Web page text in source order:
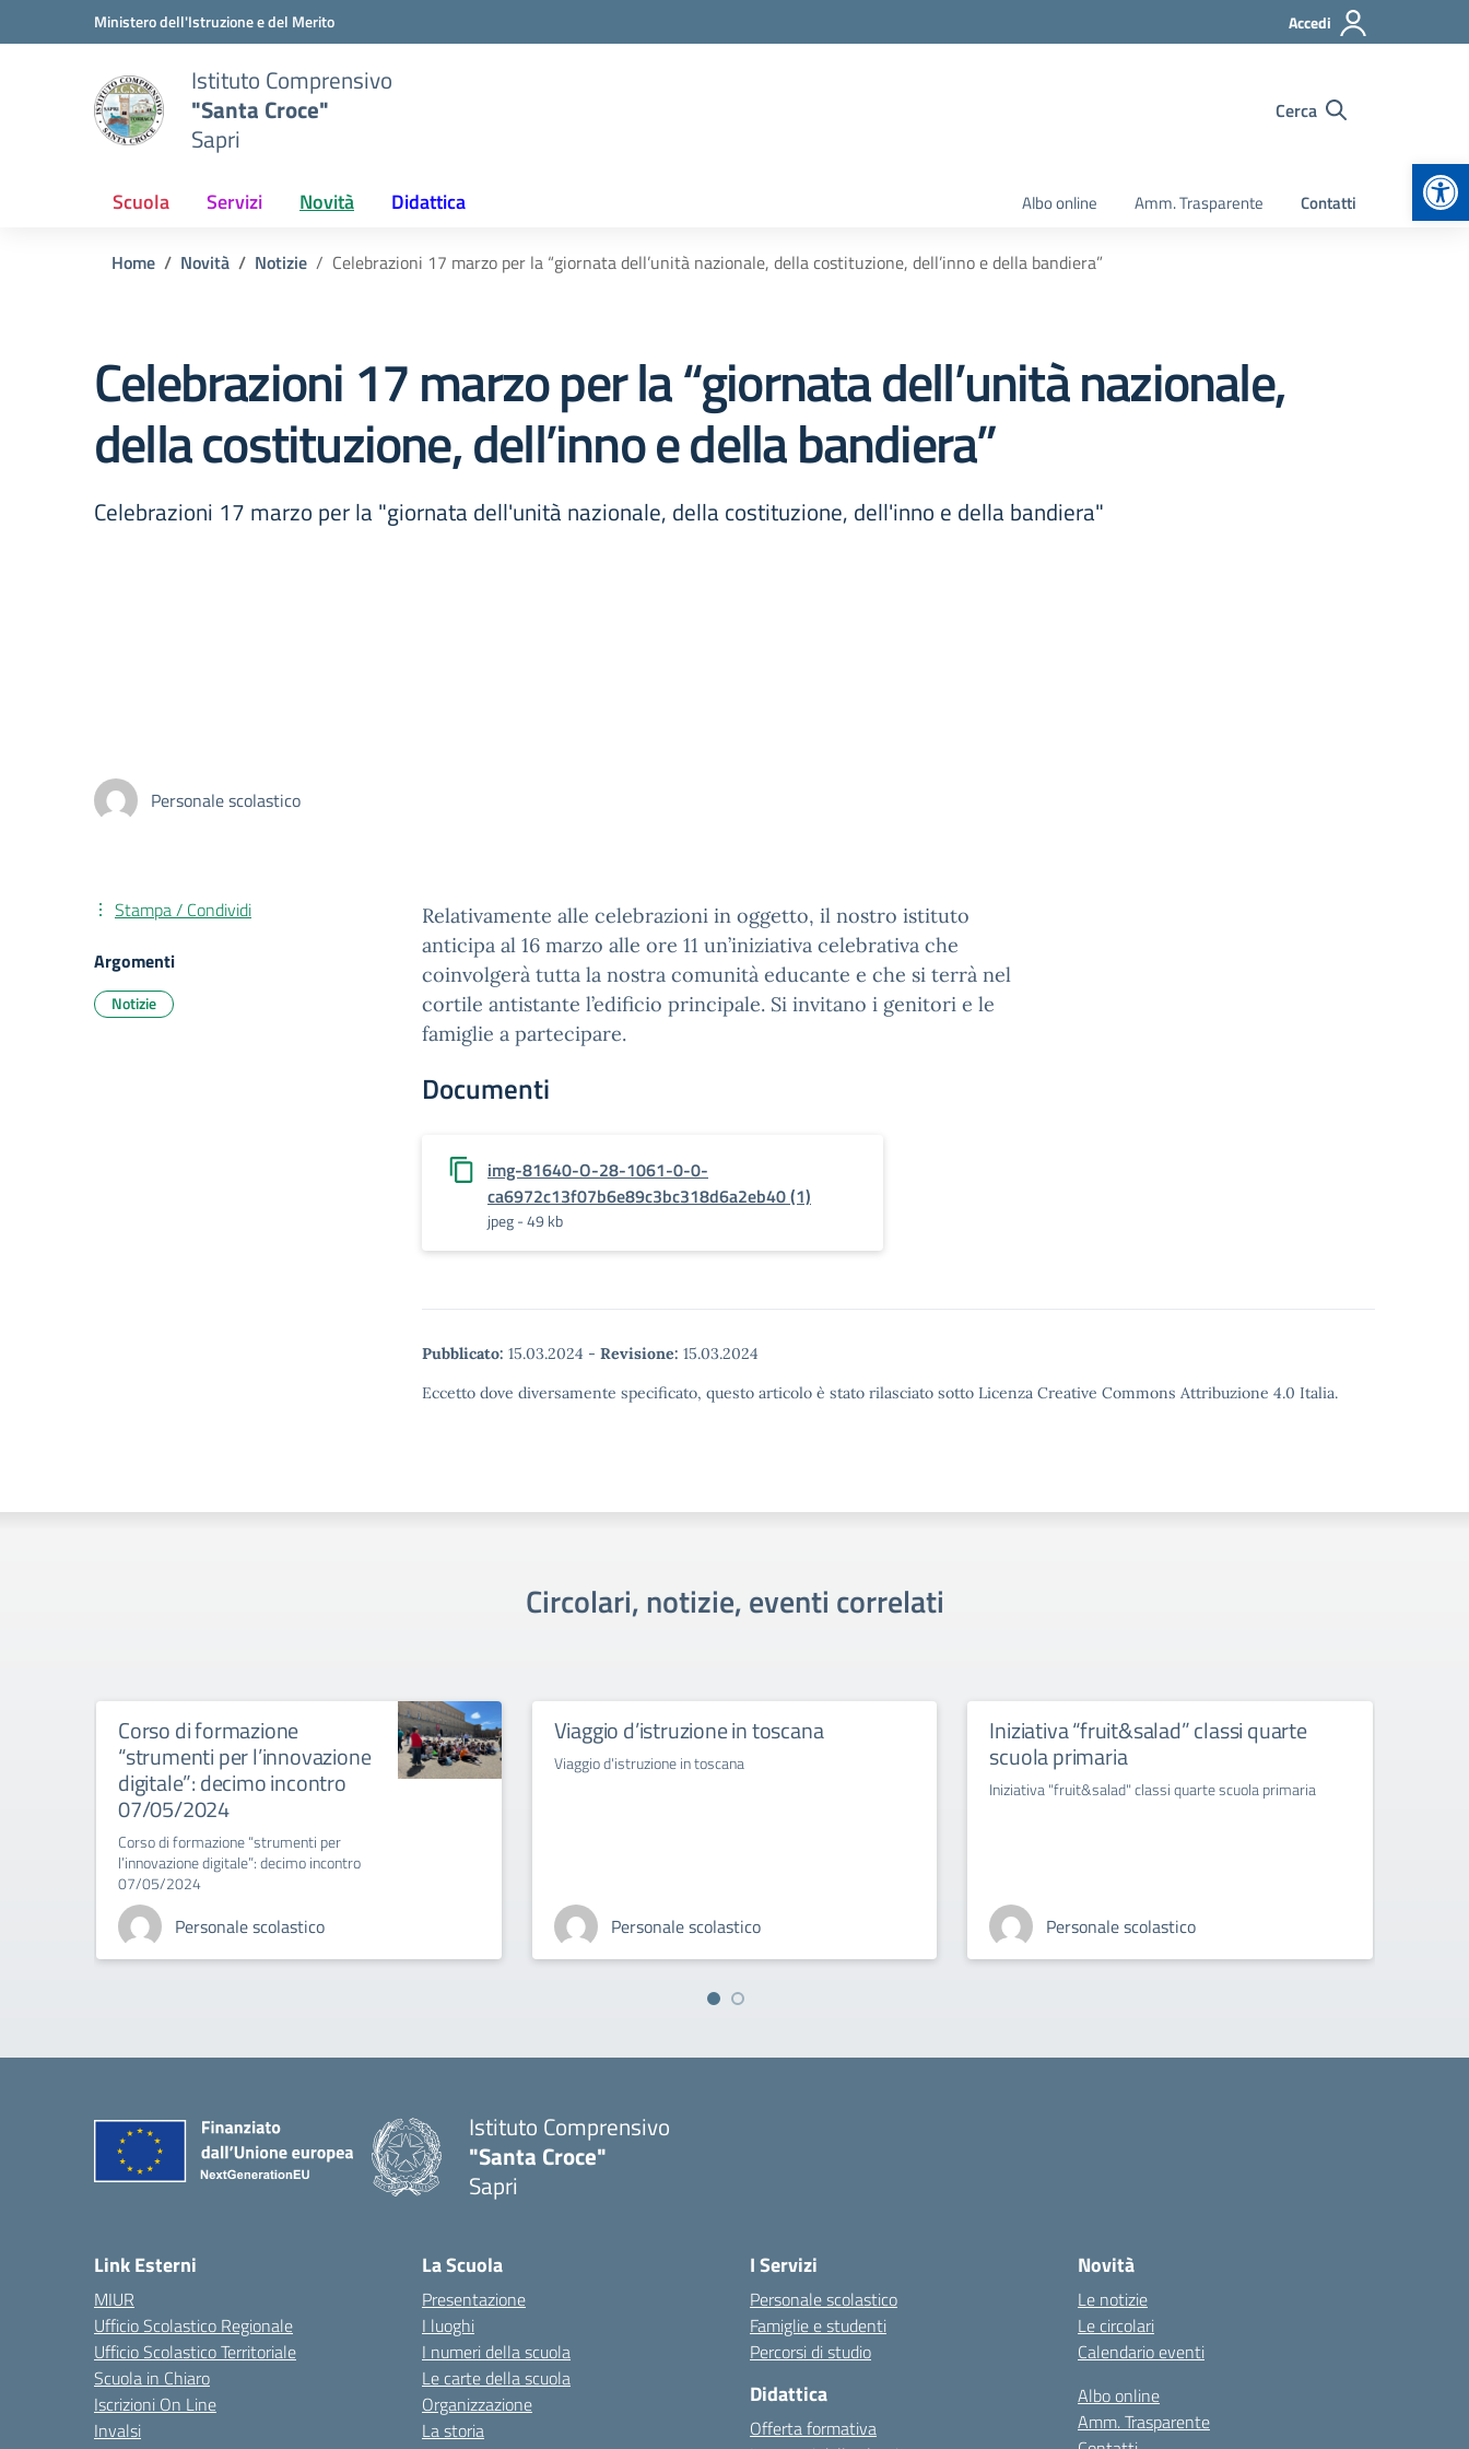
Vai ai contenuti
Vai al menu di navigazioneMinistero dell'Istruzione e del Merito Accedi
Istituto Comprensivo
"Santa Croce"
Sapri
Cerca
Scuola Servizi Novità Didattica Albo online Amm. Trasparente Contatti
Home Novità Notizie Celebrazioni 17 marzo per la “giornata dell’unità nazionale, della costituzione, dell’inno e della bandiera”
Celebrazioni 17 marzo per la “giornata dell’unità nazionale,
della costituzione, dell’inno e della bandiera”
Celebrazioni 17 marzo per la "giornata dell'unità nazionale, della costituzione, dell'inno e della bandiera"
Personale scolastico
Relativamente alle celebrazioni in oggetto, il nostro istituto
anticipa al 16 marzo alle ore 11 un’iniziativa celebrativa che
coinvolgerà tutta la nostra comunità educante e che si terrà nel
cortile antistante l’edificio principale. Si invitano i genitori e le
famiglie a partecipare.
Documenti
img-81640-O-28-1061-0-0-
ca6972c13f07b6e89c3bc318d6a2eb40 (1)
jpeg - 49 kb
Pubblicato: 15.03.2024 - Revisione: 15.03.2024
Eccetto dove diversamente specificato, questo articolo è stato rilasciato sotto Licenza Creative Commons Attribuzione 4.0 Italia.
Stampa / Condividi
Argomenti
Notizie
Circolari, notizie, eventi correlati
Corso di formazione
“strumenti per l’innovazione
digitale”: decimo incontro
07/05/2024
Corso di formazione “strumenti per
l’innovazione digitale”: decimo incontro
07/05/2024
Personale scolastico
Viaggio d’istruzione in toscana
Viaggio d'istruzione in toscana
Personale scolastico
Iniziativa “fruit&salad” classi quarte
scuola primaria
Iniziativa "fruit&salad" classi quarte scuola primaria
Personale scolastico
Istituto Comprensivo
"Santa Croce"
Sapri
Link Esterni
MIUR
Ufficio Scolastico Regionale
Ufficio Scolastico Territoriale
Scuola in Chiaro
Iscrizioni On Line
Invalsi
La Scuola
Presentazione
I luoghi
I numeri della scuola
Le carte della scuola
Organizzazione
La storia
I Servizi
Personale scolastico
Famiglie e studenti
Percorsi di studio
Didattica
Offerta formativa
Novità
Le notizie
Le circolari
Calendario eventi
Albo online
Amm. Trasparente